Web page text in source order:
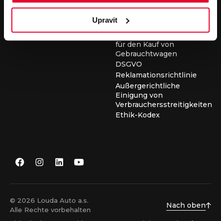
Upravit
für die Durchführung von
Allgemeine
Geschäftsbedingungen
für den Kauf von
Gebrauchtwagen
DSGVO
Reklamationsrichtlinie
Außergerichtliche
Einigung von
Verbrauchersstreitigkeiten
Ethik-Kodex
© 2026 Louda Auto a.s.
Alle Rechte vorbehalten
Nach oben